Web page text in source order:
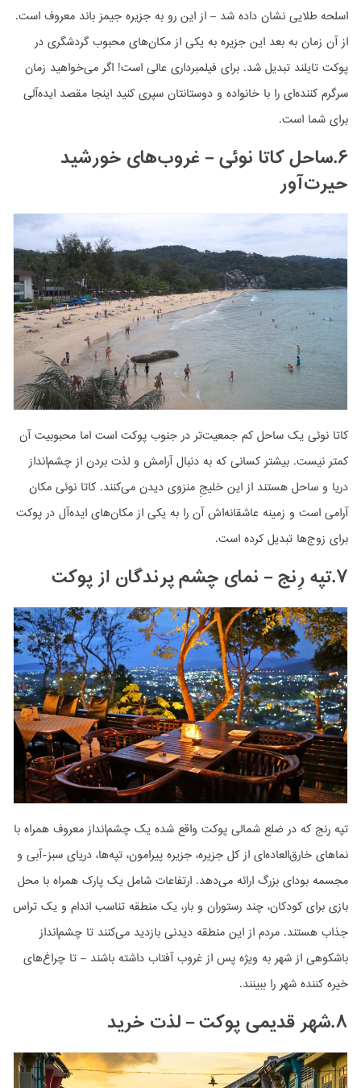
اسلحه طلایی نشان داده شد – از این رو به جزیره جیمز باند معروف است.
از آن زمان به بعد این جزیره به یکی از مکان‌های محبوب گردشگری در
پوکت تایلند تبدیل شد. برای فیلمبرداری عالی است! اگر می‌خواهید زمان
سرگرم کننده‌ای را با خانواده و دوستانتان سپری کنید اینجا مقصد ایده‌آلی
برای شما است.
۶.ساحل کاتا نوئی – غروب‌های خورشید
حیرت‌آور
کاتا نوئی یک ساحل کم جمعیت‌تر در جنوب پوکت است اما محبوبیت آن
کمتر نیست. بیشتر کسانی که به دنبال آرامش و لذت بردن از چشم‌انداز
دریا و ساحل هستند از این خلیجِ منزوی دیدن می‌کنند. کاتا نوئی مکان
آرامی است و زمینه عاشقانه‌اش آن را به یکی از مکان‌های ایده‌آل در پوکت
برای زوج‌ها تبدیل کرده است.
۷.تپه رِنج – نمای چشم پرندگان از پوکت
تپه رِنج که در ضلع شمالی پوکت واقع شده یک چشم‌انداز معروف همراه با
نماهای خارق‌العاده‌ای از کل جزیره، جزیره پیرامون، تپه‌ها، دریای سبز-آبی و
مجسمه بودای بزرگ ارائه می‌دهد. ارتفاعات شامل یک پارک همراه با محل
بازی برای کودکان، چند رستوران و بار، یک منطقه تناسب اندام و یک تراس
جذاب هستند. مردم از این منطقه دیدنی بازدید می‌کنند تا چشم‌انداز
باشکوهی از شهر به ویژه پس از غروب آفتاب داشته باشند – تا چراغ‌های
خیره کننده شهر را ببینند.
۸.شهر قدیمی پوکت – لذت خرید